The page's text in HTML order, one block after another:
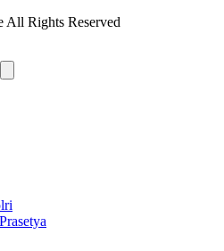
All Rights Reserved